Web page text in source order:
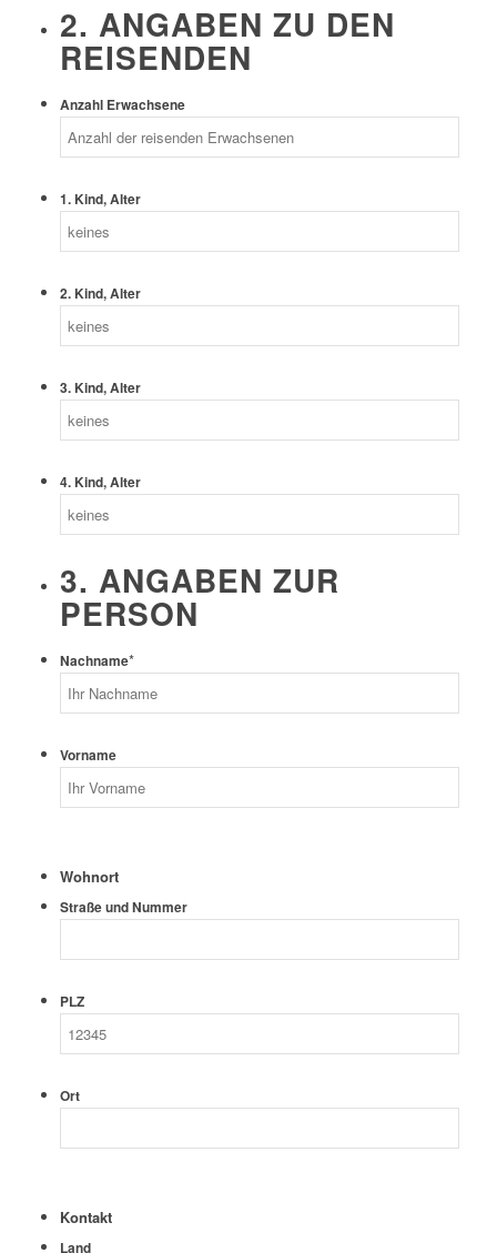
2. ANGABEN ZU DEN
REISENDEN
Anzahl Erwachsene
1. Kind, Alter
2. Kind, Alter
3. Kind, Alter
4. Kind, Alter
3. ANGABEN ZUR
PERSON
Nachname*
Vorname
Wohnort
Straße und Nummer
PLZ
Ort
Kontakt
Land